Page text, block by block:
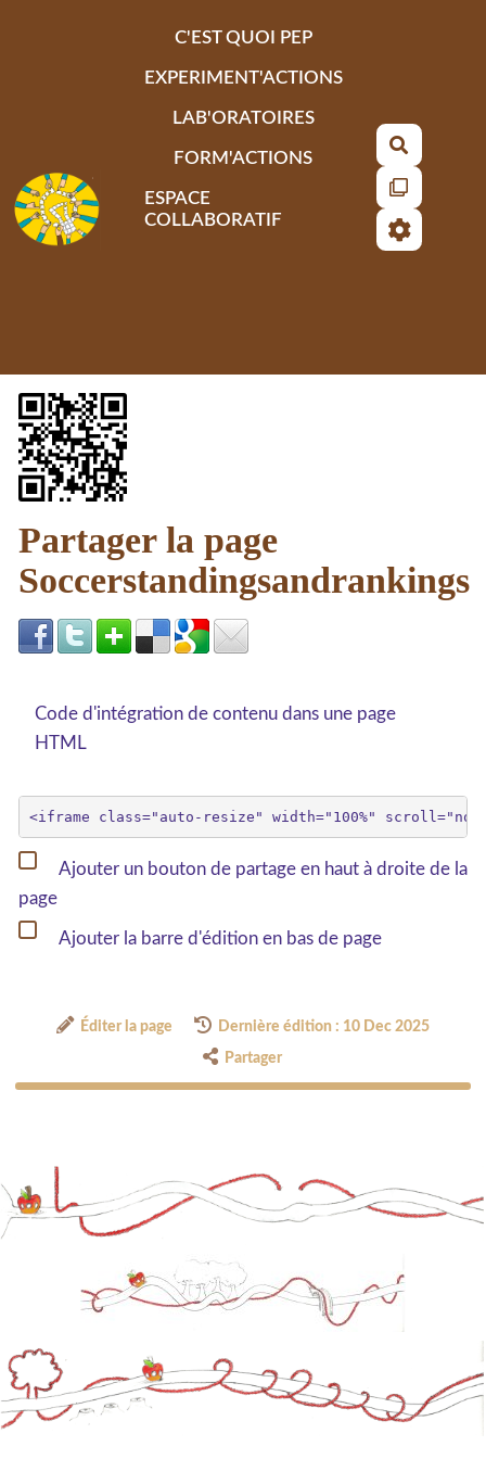
C'EST QUOI PEP
EXPERIMENT'ACTIONS
LAB'ORATOIRES
FORM'ACTIONS
ESPACE
COLLABORATIF
Partager la page
Soccerstandingsandrankings
Code d'intégration de contenu dans une page
HTML
Ajouter un bouton de partage en haut à droite de la
page
Ajouter la barre d'édition en bas de page
Éditer la page Dernière édition : 10 Dec 2025
Partager